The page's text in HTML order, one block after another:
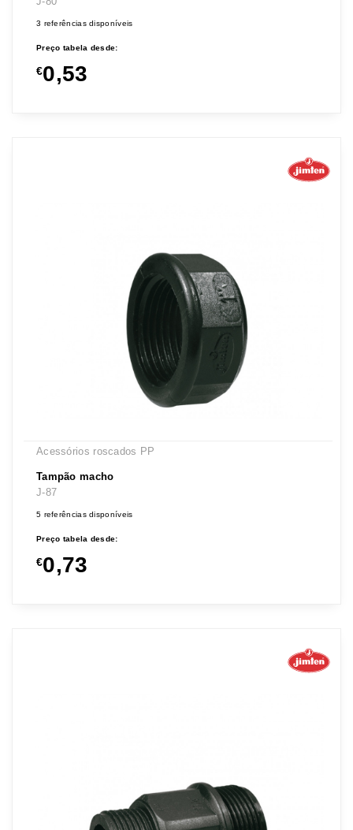
3 referências disponíveis
Preço tabela desde:
€0,53
Acessórios roscados PP
Tampão macho
J-87
5 referências disponíveis
Preço tabela desde:
€0,73